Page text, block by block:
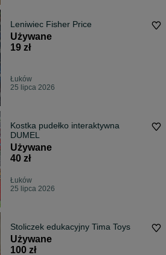
Leniwiec Fisher Price
Używane
19 zł
Łuków
25 lipca 2026
Kostka pudełko interaktywna
DUMEL
Używane
40 zł
Łuków
25 lipca 2026
Stoliczek edukacyjny Tima Toys
Używane
100 zł